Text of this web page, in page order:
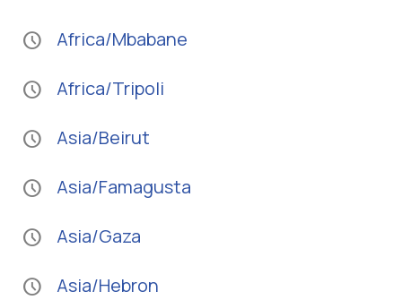
schedule Africa/Mbabane
schedule Africa/Tripoli
schedule Asia/Beirut
schedule Asia/Famagusta
schedule Asia/Gaza
schedule Asia/Hebron